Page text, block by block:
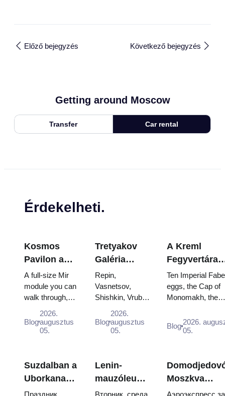
Előző bejegyzés Következő bejegyzés
Getting around Moscow
Transfer Car rental
Érdekelheti.
Kosmos
Pavilon a
VDNKh-ban:
Oroszország
legnagyobb
űrkutató
kiállításán
A full-size Mir
module you can
walk through,
Buran model,
scorched
120 pieces of
flight...
Blog
2026.
augusztus
05.
Tretyakov
Galéria
remekművei:
Azok a
festmények,
amelyek
miatt
Repin,
Vasnetsov,
Shishkin, Vrubel,
Surikov — the
works that stop
why booking
the...
Blog
2026.
augusztus
05.
A Kreml
Fegyvertára
Kincsei:
Fabergé-
Trónok és
Palástok
Ten Imperial
eggs, the Cap of
Monomakh, the
boy tsars and the
coronation dress
Blog 2026.
05.
Suzdalban a
Uborkanap
2026:
Праздник
Lenin-
mauzóleum:
nyitvatartás,
Вторник, среда,
Moszkva
központjába:
Аэроэкспресс